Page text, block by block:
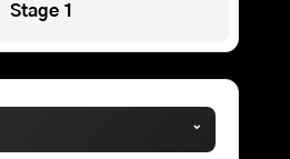
Stage 1
⌄